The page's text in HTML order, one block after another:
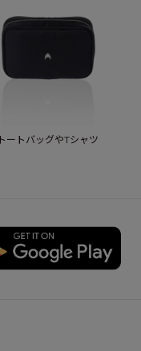
トートバッグやTシャツ